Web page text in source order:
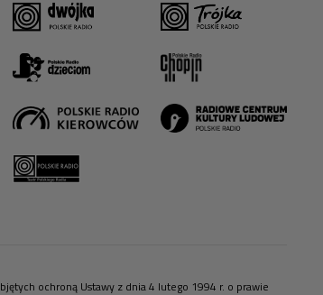
ochroną Ustawy z dnia 4 lutego 1994 r. o prawie